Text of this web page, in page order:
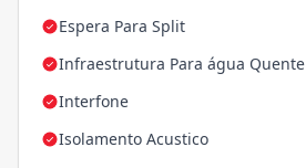
Espera Para Split
Infraestrutura Para água Quente
Interfone
Isolamento Acustico